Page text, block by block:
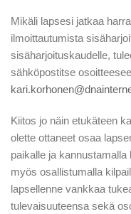
Mikäli lapsesi jatkaa
ilmoittautumista
sisäharjoituskaudelle,
sähköpostitse
Kiitos jo näin etukäteen
olette ottaneet osaa
paikalle ja
myös osallistumalla
lapsellenne vankkaa
tulevaisuuteensa sekä